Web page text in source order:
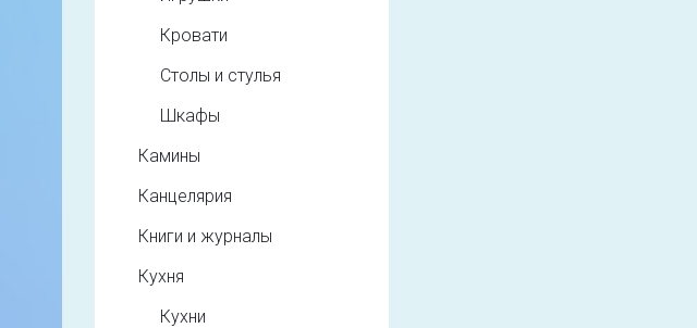
Кровати
Столы и стулья
Шкафы
Камины
Канцелярия
Книги и журналы
Кухня
Кухни